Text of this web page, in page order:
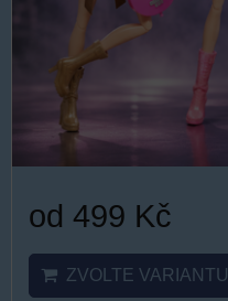
od 499 Kč
ZVOLTE VARIANTU